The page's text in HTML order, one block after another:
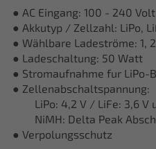
● AC Eingang: 100 - 240 Volt
● Akkutyp / Zellzahl: LiPo,
● Wählbare Ladeströme: 1,
● Ladeschaltung: 50 Watt
● Stromaufnahme fur LiPo-
● Zellenabschaltspannung:
LiPo: 4,2 V / LiFe: 3,6 V
NiMH: Delta Peak
● Verpolungsschutz